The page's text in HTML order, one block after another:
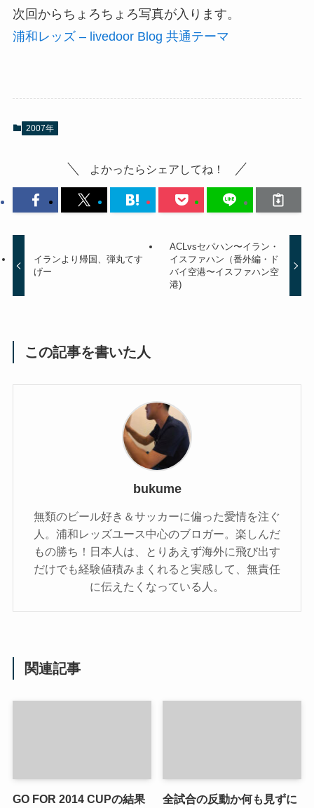
次回からちょろちょろ写真が入ります。
浦和レッズ – livedoor Blog 共通テーマ
2007年
よかったらシェアしてね！
イランより帰国、弾丸てす
げー
ACLvsセパハン〜イラン・
イスファハン（番外編・ド
バイ空港〜イスファハン空
港)
この記事を書いた人
bukume
無類のビール好き＆サッカーに偏った愛情を注ぐ
人。浦和レッズユース中心のブロガー。楽しんだ
もの勝ち！日本人は、とりあえず海外に飛び出す
だけでも経験値積みまくれると実感して、無責任
に伝えたくなっている人。
関連記事
GO FOR 2014 CUPの結果
全試合の反動か何も見ずに